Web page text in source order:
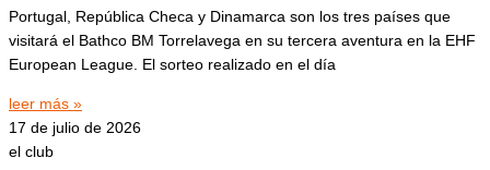
Portugal, República Checa y Dinamarca son los tres países que
visitará el Bathco BM Torrelavega en su tercera aventura en la EHF
European League. El sorteo realizado en el día
leer más »
17 de julio de 2026
el club